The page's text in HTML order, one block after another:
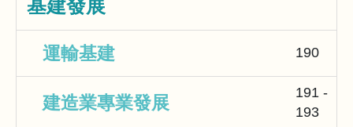
基建發展
運輸基建 190
建造業專業發展
191 -
193